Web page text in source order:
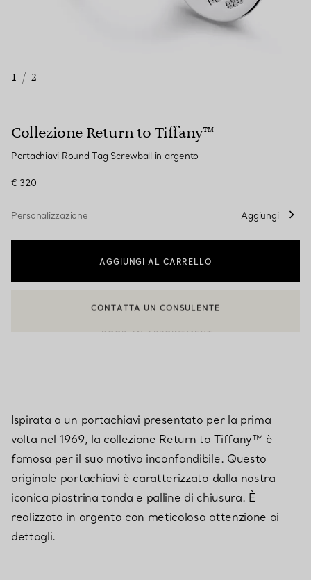
1 / 2
Collezione Return to Tiffany™
Portachiavi Round Tag Screwball in argento
€ 320
Personalizzazione Aggiungi
AGGIUNGI AL CARRELLO
Ispirata a un portachiavi presentato per la prima
volta nel 1969, la collezione Return to Tiffany™ è
famosa per il suo motivo inconfondibile. Questo
originale portachiavi è caratterizzato dalla nostra
iconica piastrina tonda e palline di chiusura. È
realizzato in argento con meticolosa attenzione ai
dettagli.